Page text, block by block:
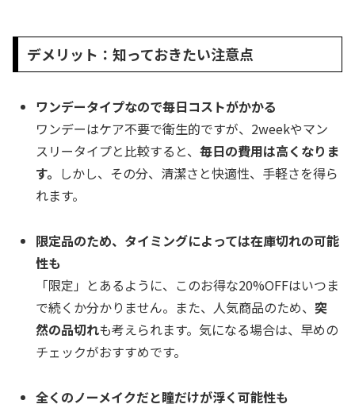
デメリット：知っておきたい注意点
ワンデータイプなので毎日コストがかかる
ワンデーはケア不要で衛生的ですが、2weekやマン
スリータイプと比較すると、毎日の費用は高くなりま
す。 しかし、その分、清潔さと快適性、手軽さを得ら
れます。
限定品のため、タイミングによっては在庫切れの可能
性も
「限定」とあるように、このお得な20%OFFはいつま
で続くか分かりません。また、人気商品のため、突
然の品切れも考えられます。気になる場合は、早めの
チェックがおすすめです。
全くのノーメイクだと瞳だけが浮く可能性も